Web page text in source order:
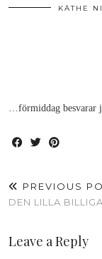
KÄTHE
…förmiddag besvarar
PREVIOUS
DEN LILLA
Leave a Reply